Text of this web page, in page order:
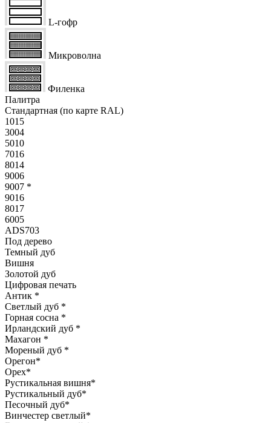
L-гофр
Микроволна
Филенка
Палитра
Стандартная (по карте RAL)
1015
3004
5010
7016
8014
9006
9007 *
9016
8017
6005
ADS703
Под дерево
Темный дуб
Вишня
Золотой дуб
Цифровая печать
Антик *
Светлый дуб *
Горная сосна *
Ирландский дуб *
Махагон *
Мореный дуб *
Орегон*
Орех*
Рустикальная вишня*
Рустикальный дуб*
Песочный дуб*
Винчестер светлый*